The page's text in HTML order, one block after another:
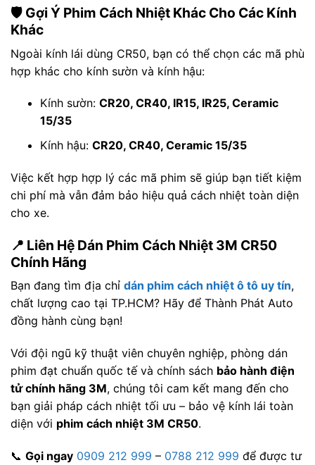
🛡️ Gợi Ý Phim Cách Nhiệt Khác Cho Các Kính
Khác
Ngoài kính lái dùng CR50, bạn có thể chọn các mã phù
hợp khác cho kính sườn và kính hậu:
Kính sườn: CR20, CR40, IR15, IR25, Ceramic
15/35
Kính hậu: CR20, CR40, Ceramic 15/35
Việc kết hợp hợp lý các mã phim sẽ giúp bạn tiết kiệm
chi phí mà vẫn đảm bảo hiệu quả cách nhiệt toàn diện
cho xe.
📍 Liên Hệ Dán Phim Cách Nhiệt 3M CR50
Chính Hãng
Bạn đang tìm địa chỉ dán phim cách nhiệt ô tô uy tín,
chất lượng cao tại TP.HCM? Hãy để Thành Phát Auto
đồng hành cùng bạn!
Với đội ngũ kỹ thuật viên chuyên nghiệp, phòng dán
phim đạt chuẩn quốc tế và chính sách bảo hành điện
tử chính hãng 3M, chúng tôi cam kết mang đến cho
bạn giải pháp cách nhiệt tối ưu – bảo vệ kính lái toàn
diện với phim cách nhiệt 3M CR50.
📞 Gọi ngay 0909 212 999 – 0788 212 999 để được tư